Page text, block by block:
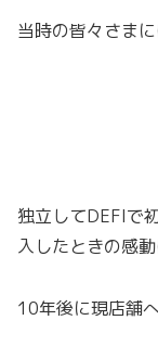
当時の皆々さま
独立してDEFIで
入したときの感
10年後に現店舗